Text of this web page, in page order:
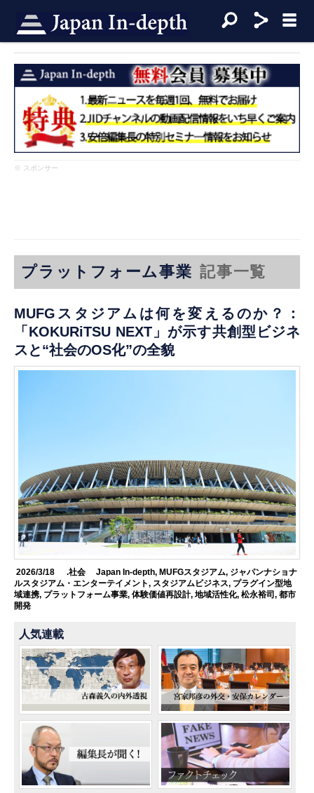
※ スポンサー
プラットフォーム事業 記事一覧
MUFGスタジアムは何を変えるのか？：
「KOKURiTSU NEXT」が示す共創型ビジネ
スと“社会のOS化”の全貌
2026/3/18 .社会 Japan In-depth, MUFGスタジアム, ジャパンナショナ
ルスタジアム・エンターテイメント, スタジアムビジネス, プラグイン型地
域連携, プラットフォーム事業,体験価値再設計,地域活性化,松永裕司,都市
開発
人気連載